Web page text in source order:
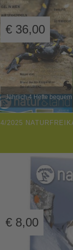
Jährlich 4 Hefte
€ 36,00
4/2025
€ 8,00